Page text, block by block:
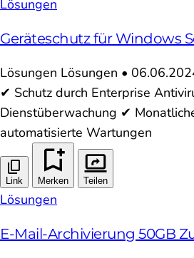
Lösungen
Geräteschutz für Windows
Lösungen Lösungen •
✔ Schutz durch Enterprise
Dienstüberwachung ✔
automatisierte Wartungen
Link Merken Teilen
Lösungen
E-Mail-Archivierung 50GB